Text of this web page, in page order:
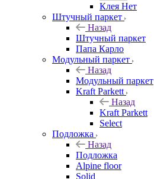
Клея Нет
Штучный паркет
Назад
Штучный паркет
Папа Карло
Модульный паркет
Назад
Модульный паркет
Kraft Parkett
Назад
Kraft Parkett
Select
Подложка
Назад
Подложка
Alpine floor
Solid